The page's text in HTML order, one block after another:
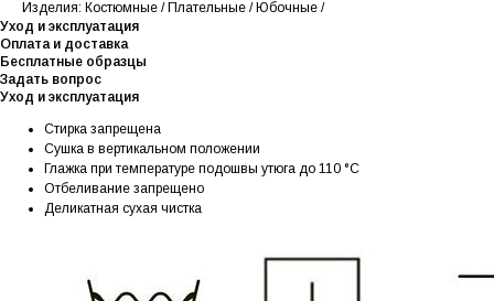
Изделия: Костюмные / Плательные / Юбочные /
Уход и эксплуатация
Оплата и доставка
Бесплатные образцы
Задать вопрос
Уход и эксплуатация
Стирка запрещена
Сушка в вертикальном положении
Глажка при температуре подошвы утюга до 110 °C
Отбеливание запрещено
Деликатная сухая чистка